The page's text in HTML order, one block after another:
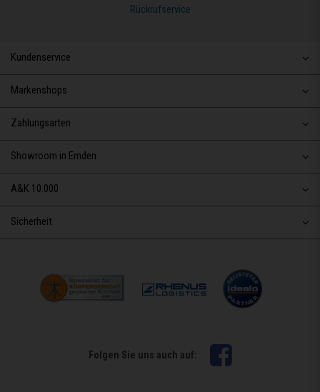
Rückrufservice
Kundenservice
Markenshops
Zahlungsarten
Showroom in Emden
A&K 10.000
Sicherheit
Folgen Sie uns auch auf: